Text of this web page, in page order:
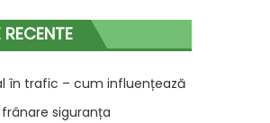
în trafic – cum influențează
siguranța